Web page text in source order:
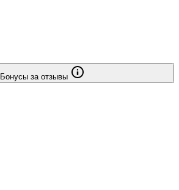
Бонусы за отзывы